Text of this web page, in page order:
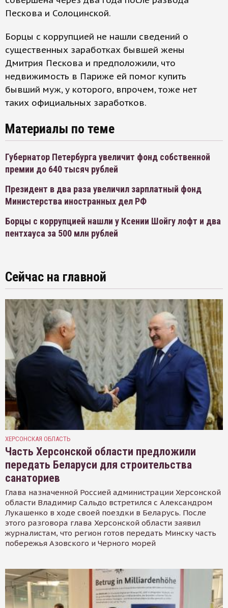
Пескова и Солоцинской.
Борцы с коррупцией не нашли сведений о
существенных заработках бывшей жены
Дмитрия Пескова и предположили, что
недвижимость в Париже ей помог купить
бывший муж, у которого, впрочем, тоже нет
таких официальных заработков.
Материалы по теме
Губернатор Петербурга увеличит фонд собственной
премии до 640 тысяч рублей
Президент в два раза увеличил зарплатный фонд
Министерства иностранных дел РФ
Борцы с коррупцией нашли у Ксении Шойгу лофт и два
пентхауса за 500 млн рублей
Сейчас на главной
ХЕРСОНСКАЯ ОБЛАСТЬ
Часть Херсонской области предложили
передать Беларуси для строительства
санаториев
Глава назначенной Россией администрации Херсонской
области Владимир Сальдо встретился с Александром
Лукашенко в ходе своей поездки в Беларусь. После
этого разговора глава Херсонской области заявил
журналистам, что регион готов передать Минску часть
побережья Азовского и Черного морей